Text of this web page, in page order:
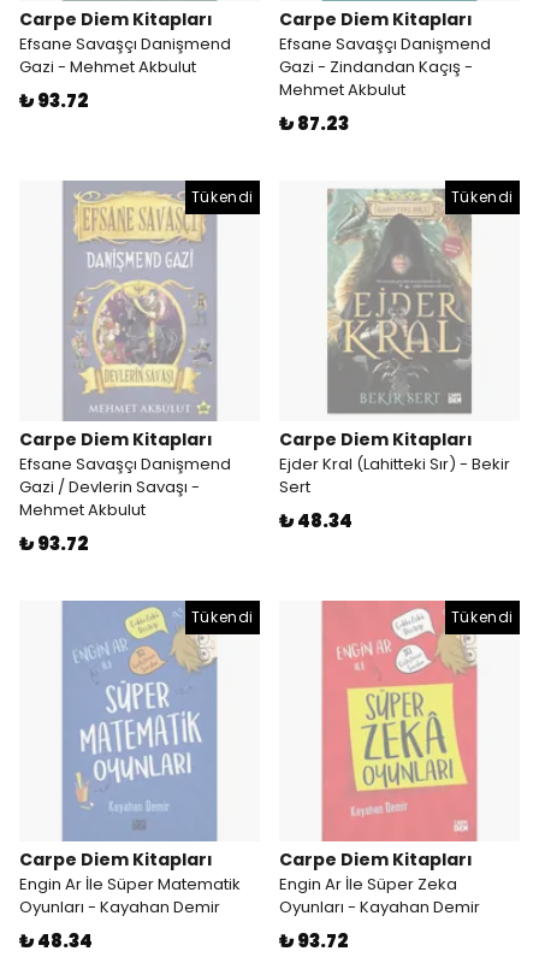
Carpe Diem Kitapları
Efsane Savaşçı Danişmend
Gazi - Mehmet Akbulut
₺ 93.72
Carpe Diem Kitapları
Efsane Savaşçı Danişmend
Gazi - Zindandan Kaçış -
Mehmet Akbulut
₺ 87.23
Tükendi
Carpe Diem Kitapları
Efsane Savaşçı Danişmend
Gazi / Devlerin Savaşı -
Mehmet Akbulut
₺ 93.72
Tükendi
Carpe Diem Kitapları
Ejder Kral (Lahitteki Sır) - Bekir
Sert
₺ 48.34
Tükendi
Carpe Diem Kitapları
Engin Ar İle Süper Matematik
Oyunları - Kayahan Demir
₺ 48.34
Tükendi
Carpe Diem Kitapları
Engin Ar İle Süper Zeka
Oyunları - Kayahan Demir
₺ 93.72